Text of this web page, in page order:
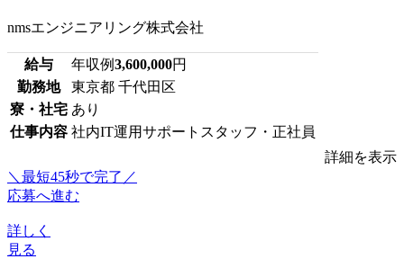
nmsエンジニアリング株式会社
給与 年収例3,600,000円
勤務地
東京都 千代田区
寮・社宅 あり
仕事内容 社内IT運用サポートスタッフ・正社員
詳細を表示
＼最短45秒で完了／
応募へ進む
詳しく
見る